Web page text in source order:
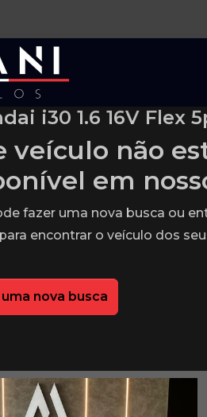
i30 1.6 16V Flex
veículo não
em
fazer uma nova busca ou
encontrar o veículo dos
nova busca